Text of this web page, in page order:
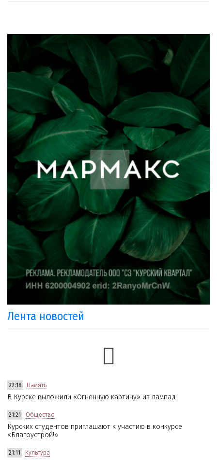
Лента новостей
22:18 Память
В Курске выложили «Огненную картину» из лампад
21:21 Общество
Курских студентов приглашают к участию в конкурсе
«Благоустрой!»
21:11 Культура